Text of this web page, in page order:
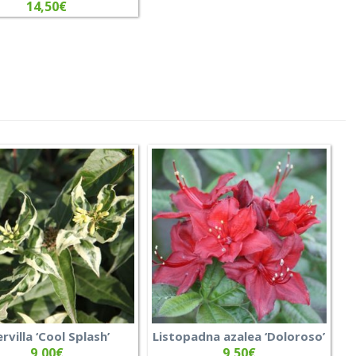
14,50€
‘Cool Splash’ Listopadna azalea ‘Doloroso’